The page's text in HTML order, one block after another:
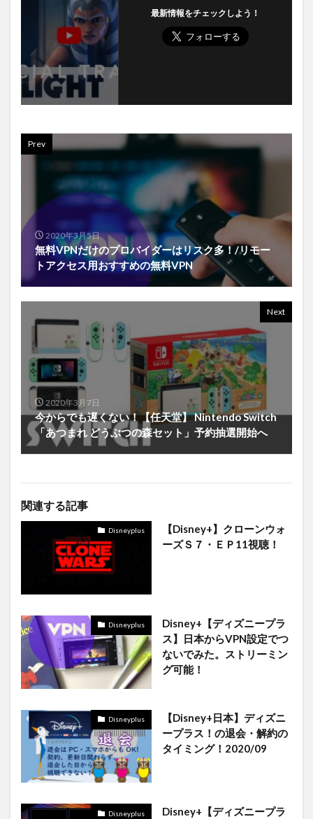
最新情報をチェックしよう！
Prev
2020年3月5日
無料VPNだけのプロバイダーはリスク多！/リモー
トアクセス用おすすめの無料VPN
Next
2020年3月7日
今からでも遅くない！【任天堂】 Nintendo Switch
「あつまれ どうぶつの森セット」予約抽選開始へ
関連する記事
Disneyplus
【Disney+】クローンウォ
ーズＳ７・ＥＰ11視聴！
Disneyplus
Disney+【ディズニープラ
ス】日本からVPN設定でつ
ないでみた。ストリーミン
グ可能！
Disneyplus
【Disney+日本】ディズニ
ープラス！の退会・解約の
タイミング！2020/09
Disneyplus
Disney+【ディズニープラ